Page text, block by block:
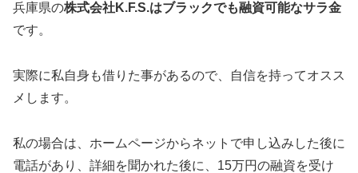
兵庫県の株式会社K.F.S.はブラックでも融資可能なサラ金
です。
実際に私自身も借りた事があるので、自信を持ってオスス
メします。
私の場合は、ホームページからネットで申し込みした後に
電話があり、詳細を聞かれた後に、15万円の融資を受け